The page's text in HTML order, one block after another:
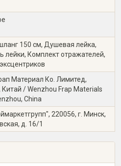
150 см, Душевая лейка,
лейки, Комплект отражателей,
Материал Ко. Лимитед,
/ Wenzhou Frap Materials
China
220056, г. Минск,
д. 16/1